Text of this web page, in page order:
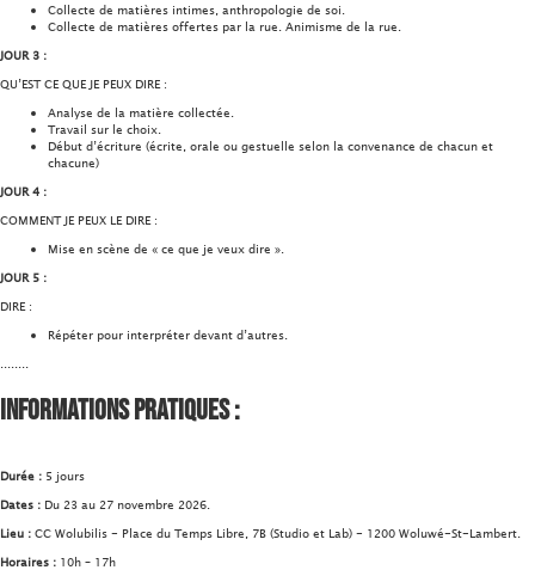
Collecte de matières intimes, anthropologie de soi.
Collecte de matières offertes par la rue. Animisme de la rue.
JOUR 3 :
QU’EST CE QUE JE PEUX DIRE :
Analyse de la matière collectée.
Travail sur le choix.
Début d’écriture (écrite, orale ou gestuelle selon la convenance de chacun et
chacune)
JOUR 4 :
COMMENT JE PEUX LE DIRE :
Mise en scène de « ce que je veux dire ».
JOUR 5 :
DIRE :
Répéter pour interpréter devant d’autres.
........
Informations pratiques :
Durée : 5 jours
Dates : Du 23 au 27 novembre 2026.
Lieu : CC Wolubilis - Place du Temps Libre, 7B (Studio et Lab) - 1200 Woluwé-St-Lambert.
Horaires : 10h – 17h